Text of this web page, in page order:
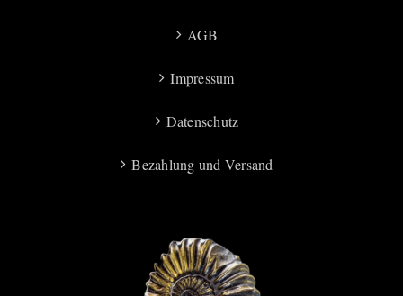
AGB
Impressum
Datenschutz
Bezahlung und Versand